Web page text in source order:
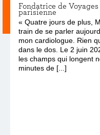
Fondatrice de
parisienne
« Quatre jours de plus,
train de se parler
mon cardiologue. Rien
dans le dos. Le 2 juin
les champs qui longent
minutes de [...]